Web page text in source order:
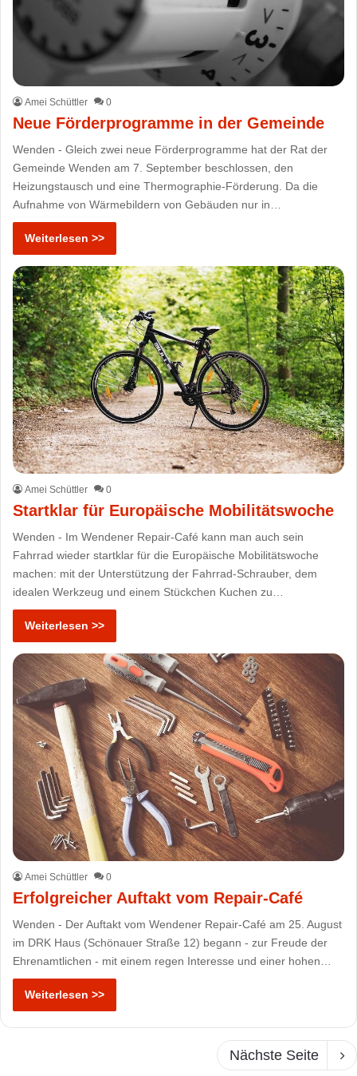
Amei Schüttler 0
Neue Förderprogramme in der Gemeinde
Wenden - Gleich zwei neue Förderprogramme hat der Rat der
Gemeinde Wenden am 7. September beschlossen, den
Heizungstausch und eine Thermographie-Förderung. Da die
Aufnahme von Wärmebildern von Gebäuden nur in…
Weiterlesen >>
Amei Schüttler 0
Startklar für Europäische Mobilitätswoche
Wenden - Im Wendener Repair-Café kann man auch sein
Fahrrad wieder startklar für die Europäische Mobilitätswoche
machen: mit der Unterstützung der Fahrrad-Schrauber, dem
idealen Werkzeug und einem Stückchen Kuchen zu…
Weiterlesen >>
Amei Schüttler 0
Erfolgreicher Auftakt vom Repair-Café
Wenden - Der Auftakt vom Wendener Repair-Café am 25. August
im DRK Haus (Schönauer Straße 12) begann - zur Freude der
Ehrenamtlichen - mit einem regen Interesse und einer hohen…
Weiterlesen >>
Nächste Seite